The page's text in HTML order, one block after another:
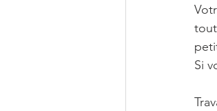
Si